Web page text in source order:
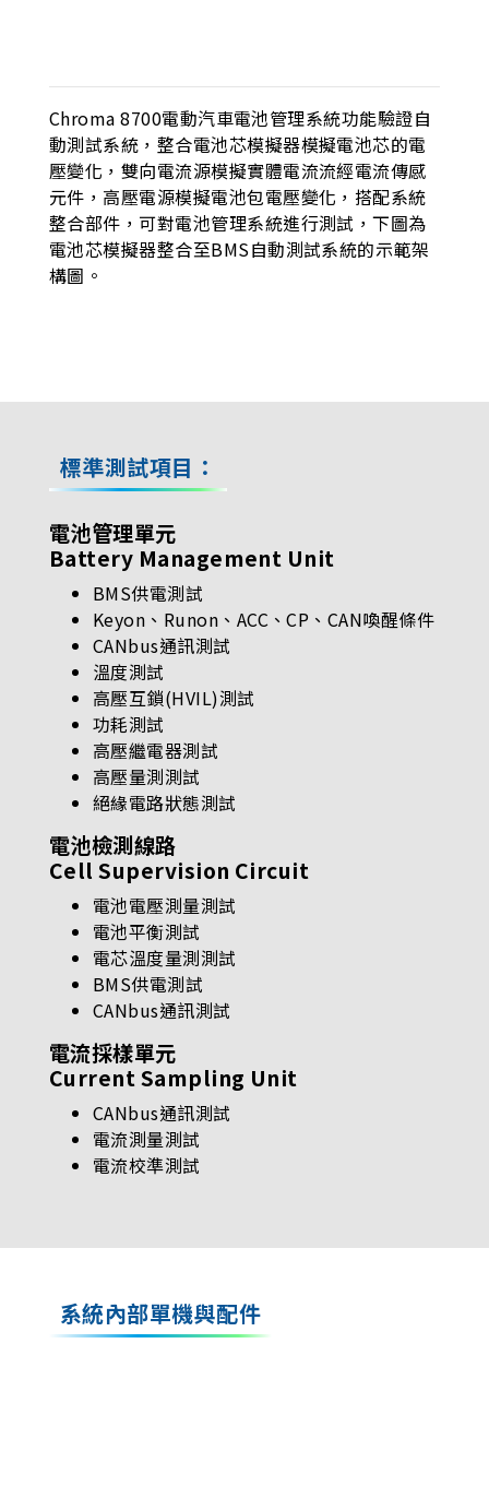
Chroma 8700電動汽車電池管理系統功能驗證自
動測試系統，整合電池芯模擬器模擬電池芯的電
壓變化，雙向電流源模擬實體電流流經電流傳感
元件，高壓電源模擬電池包電壓變化，搭配系統
整合部件，可對電池管理系統進行測試，下圖為
電池芯模擬器整合至BMS自動測試系統的示範架
構圖。
標準測試項目：
電池管理單元
Battery Management Unit
BMS供電測試
Keyon、Runon、ACC、CP、CAN喚醒條件
CANbus通訊測試
溫度測試
高壓互鎖(HVIL)測試
功耗測試
高壓繼電器測試
高壓量測測試
絕緣電路狀態測試
電池檢測線路
Cell Supervision Circuit
電池電壓測量測試
電池平衡測試
電芯溫度量測測試
BMS供電測試
CANbus通訊測試
電流採樣單元
Current Sampling Unit
CANbus通訊測試
電流測量測試
電流校準測試
系統內部單機與配件